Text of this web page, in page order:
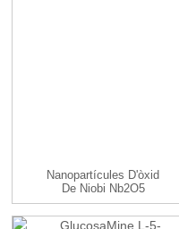
Nanopartícules D'òxid
De Niobi Nb2O5